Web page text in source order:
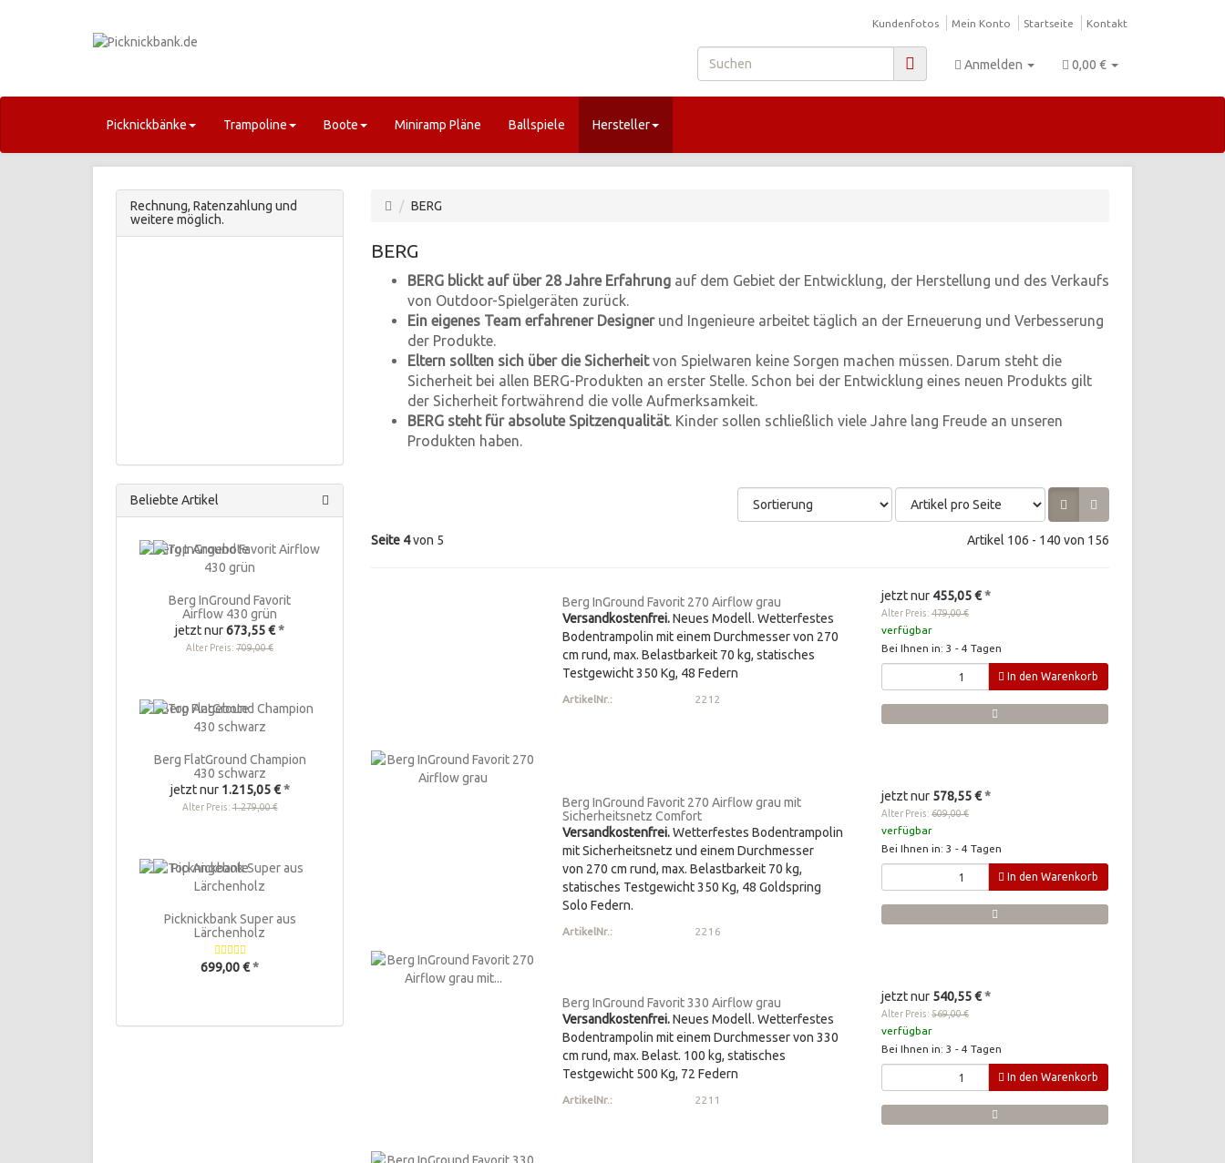
Kundenfotos Mein Konto Startseite Kontakt
Anmelden 0,00 €
Picknickbänke Trampoline Boote Miniramp Pläne Ballspiele Hersteller
BERG
BERG
BERG blickt auf über 28 Jahre Erfahrung auf dem Gebiet der Entwicklung, der Herstellung und des Verkaufs
von Outdoor-Spielgeräten zurück.
Ein eigenes Team erfahrener Designerund Ingenieure arbeitet täglich an der Erneuerung und Verbesserung
der Produkte.
Eltern sollten sich über die Sicherheitvon Spielwaren keine Sorgen machen müssen. Darum steht die
Sicherheit bei allen BERG-Produkten an erster Stelle. Schon bei der Entwicklung eines neuen Produkts gilt
der Sicherheit fortwährend die volle Aufmerksamkeit.
BERG steht für absolute Spitzenqualität. Kinder sollen schließlich viele Jahre lang Freude an unseren
Produkten haben.
Seite 4von 5 Artikel 106 - 140 von 156
Berg InGround Favorit 270 Airflow grau
Versandkostenfrei.Neues Modell. Wetterfestes
Bodentrampolin mit einem Durchmesser von 270
cm rund, max. Belastbarkeit 70 kg, statisches
Testgewicht 350 Kg, 48 Federn
ArtikelNr.: 2212
jetzt nur 455,05 €*
Alter Preis: 479,00 €
verfügbar
Bei Ihnen in: 3 - 4 Tagen
In den Warenkorb
Berg InGround Favorit 270 Airflow grau mit
Sicherheitsnetz Comfort
Versandkostenfrei.Wetterfestes Bodentrampolin
mit Sicherheitsnetz und einem Durchmesser
von 270 cm rund, max. Belastbarkeit 70 kg,
statisches Testgewicht 350 Kg, 48 Goldspring
Solo Federn.
ArtikelNr.: 2216
jetzt nur 578,55 €*
Alter Preis: 609,00 €
verfügbar
Bei Ihnen in: 3 - 4 Tagen
In den Warenkorb
Berg InGround Favorit 330 Airflow grau
Versandkostenfrei.Neues Modell. Wetterfestes
Bodentrampolin mit einem Durchmesser von 330
cm rund, max. Belast. 100 kg, statisches
Testgewicht 500 Kg, 72 Federn
ArtikelNr.: 2211
jetzt nur 540,55 €*
Alter Preis: 569,00 €
verfügbar
Bei Ihnen in: 3 - 4 Tagen
In den Warenkorb
Rechnung, Ratenzahlung und
weitere möglich.
Beliebte Artikel
Berg InGround Favorit
Airflow 430 grün
jetzt nur673,55 €*
Alter Preis: 709,00 €
Berg FlatGround Champion
430 schwarz
jetzt nur 1.215,05 € *
Alter Preis:1.279,00 €
Picknickbank Super aus
Lärchenholz
699,00 €*